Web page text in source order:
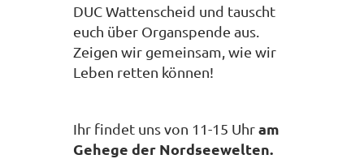
DUC Wattenscheid und tauscht
euch über Organspende aus.
Zeigen wir gemeinsam, wie wir
Leben retten können!
Ihr findet uns von 11-15 Uhram
Gehege der Nordseewelten.